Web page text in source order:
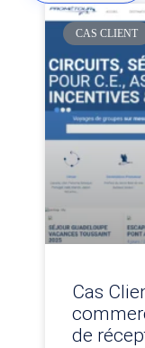
CAS CLIENT
Cas
de